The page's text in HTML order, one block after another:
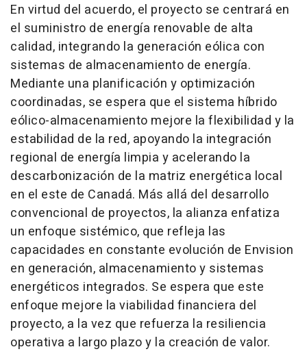
En virtud del acuerdo, el proyecto se centrará en
el suministro de energía renovable de alta
calidad, integrando la generación eólica con
sistemas de almacenamiento de energía.
Mediante una planificación y optimización
coordinadas, se espera que el sistema híbrido
eólico-almacenamiento mejore la flexibilidad y la
estabilidad de la red, apoyando la integración
regional de energía limpia y acelerando la
descarbonización de la matriz energética local
en el este de Canadá. Más allá del desarrollo
convencional de proyectos, la alianza enfatiza
un enfoque sistémico, que refleja las
capacidades en constante evolución de Envision
en generación, almacenamiento y sistemas
energéticos integrados. Se espera que este
enfoque mejore la viabilidad financiera del
proyecto, a la vez que refuerza la resiliencia
operativa a largo plazo y la creación de valor.